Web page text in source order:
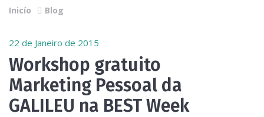
Inicío Blog
22 de Janeiro de 2015
Workshop gratuito
Marketing Pessoal da
GALILEU na BEST Week